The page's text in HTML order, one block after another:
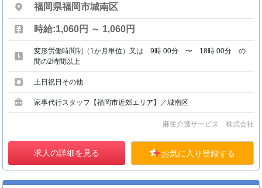
福岡県福岡市城南区
時給:1,060円 ～ 1,060円
変形労働時間制（1か月単位）又は 9時 00分 〜 18時 00分 の
間の2時間以上
土日祝日その他
家事代行スタッフ【福岡市近郊エリア】／城南区
麻生介護サービス 株式会社
求人の詳細を見る お気に入り登録する